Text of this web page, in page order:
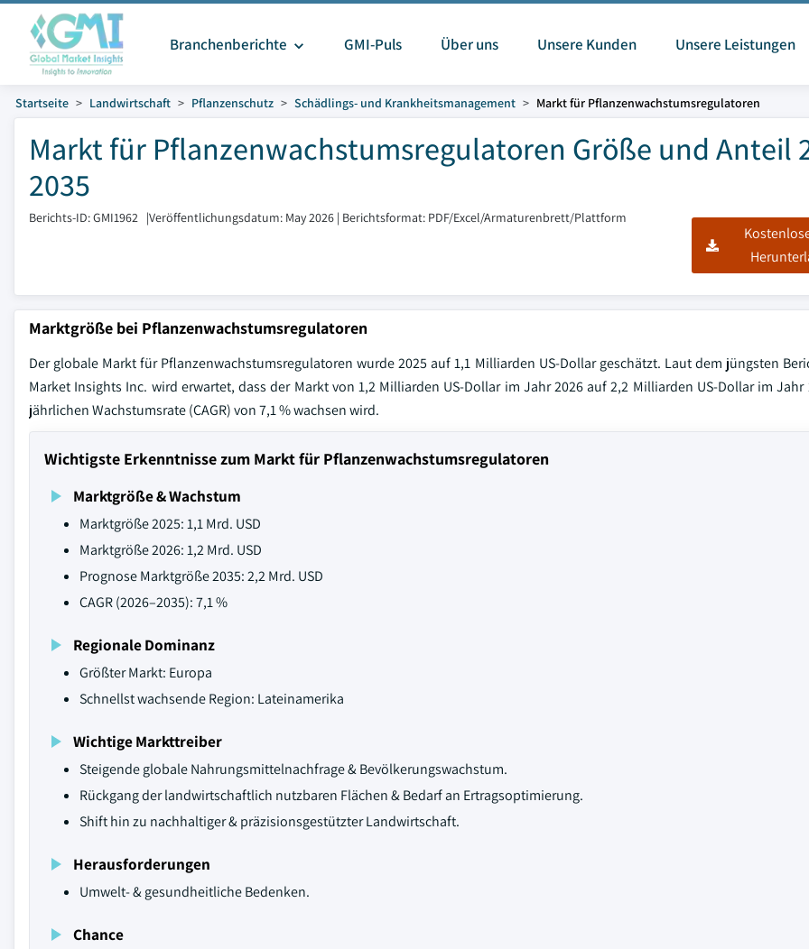
Branchenberichte GMI-Puls Über uns Unsere Kunden Unsere Leistungen
Startseite Landwirtschaft Pflanzenschutz Schädlings- und Krankheitsmanagement Markt für Pflanzenwachstumsregulatoren
Markt für Pflanzenwachstumsregulatoren Größe und Anteil
2035
Berichts-ID: GMI1962 |Veröffentlichungsdatum: May 2026 | Berichtsformat: PDF/Excel/Armaturenbrett/Plattform
Marktgröße bei Pflanzenwachstumsregulatoren
Der globale Markt für Pflanzenwachstumsregulatoren wurde 2025 auf 1,1 Milliarden US-Dollar geschätzt. Laut dem jüngsten
Market Insights Inc. wird erwartet, dass der Markt von 1,2 Milliarden US-Dollar im Jahr 2026 auf 2,2 Milliarden US-Dollar im
jährlichen Wachstumsrate (CAGR) von 7,1 % wachsen wird.
Wichtigste Erkenntnisse zum Markt für Pflanzenwachstumsregulatoren
Marktgröße & Wachstum
Marktgröße 2025: 1,1 Mrd. USD
Marktgröße 2026: 1,2 Mrd. USD
Prognose Marktgröße 2035: 2,2 Mrd. USD
CAGR (2026–2035): 7,1 %
Regionale Dominanz
Größter Markt: Europa
Schnellst wachsende Region: Lateinamerika
Wichtige Markttreiber
Steigende globale Nahrungsmittelnachfrage & Bevölkerungswachstum.
Rückgang der landwirtschaftlich nutzbaren Flächen & Bedarf an Ertragsoptimierung.
Shift hin zu nachhaltiger & präzisionsgestützter Landwirtschaft.
Herausforderungen
Umwelt- & gesundheitliche Bedenken.
Chance